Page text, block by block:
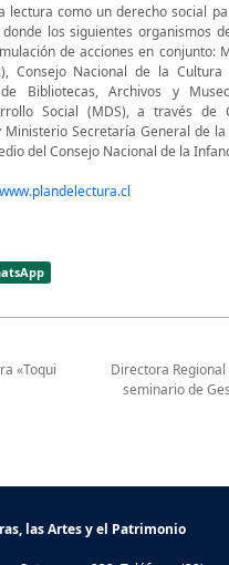
lectura como un derecho social
los siguientes organismos
de acciones en conjunto:
Consejo Nacional de la
Bibliotecas, Archivos y
Social (MDS), a través de
Ministerio Secretaría General de la
del Consejo Nacional de la
www.plandelectura.cl
«Toqui
Directora
seminario de
las Artes y el Patrimonio